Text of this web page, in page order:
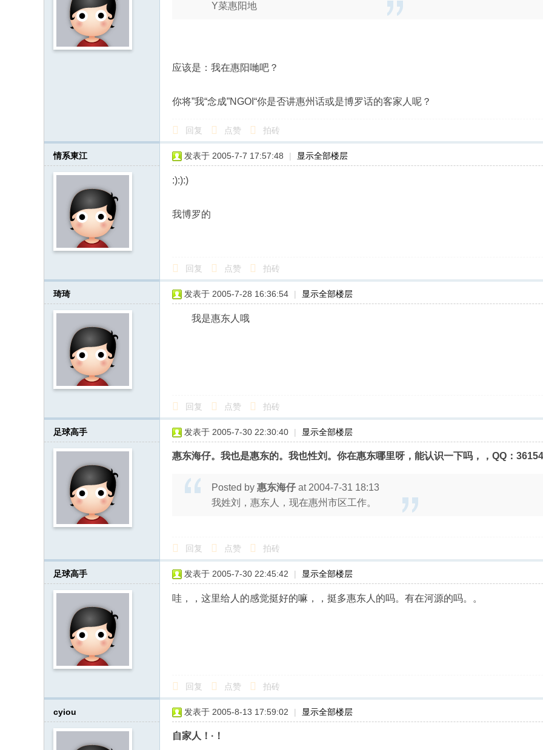
Y菜惠阳地
应该是：我在惠阳哋吧？
你将”我“念成”NGOI“你是否讲惠州话或是博罗话的客家人呢？
回复 点赞 拍砖
情系東江 发表于 2005-7-7 17:57:48 | 显示全部楼层
:):):)
我博罗的
回复 点赞 拍砖
琦琦 发表于 2005-7-28 16:36:54 | 显示全部楼层
我是惠东人哦
回复 点赞 拍砖
足球高手 发表于 2005-7-30 22:30:40 | 显示全部楼层
惠东海仔。我也是惠东的。我也性刘。你在惠东哪里呀，能认识一下吗，，QQ：
Posted by 惠东海仔 at 2004-7-31 18:13
我姓刘，惠东人，现在惠州市区工作。
回复 点赞 拍砖
足球高手 发表于 2005-7-30 22:45:42 | 显示全部楼层
哇，，这里给人的感觉挺好的嘛，，挺多惠东人的吗。有在河源的吗。。
回复 点赞 拍砖
cyiou 发表于 2005-8-13 17:59:02 | 显示全部楼层
自家人！·！